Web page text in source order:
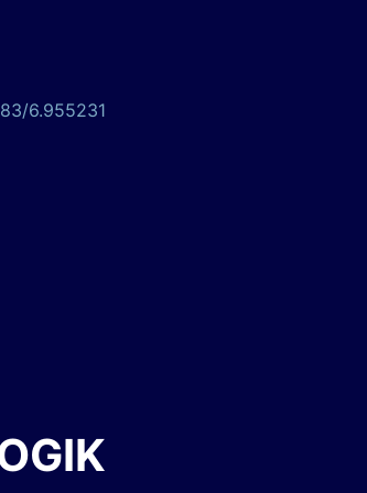
6.955231